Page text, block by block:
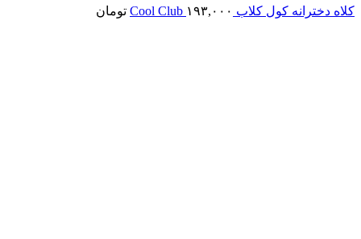
کلاه دخترانه کول کلاب Cool Club ۱۹۳,۰۰۰ تومان